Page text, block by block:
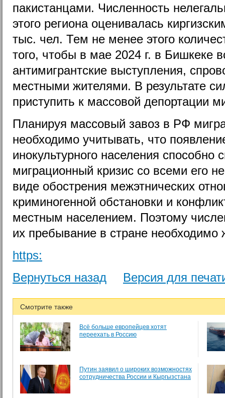
пакистанцами. Численность
этого региона оценивалась
тыс. чел. Тем не менее этого
того, чтобы в мае 2024 г. в Бишкеке
антимигрантские выступления,
местными жителями. В результате
приступить к массовой депортации
Планируя массовый завоз в РФ
необходимо учитывать, что
инокультурного населения способно
миграционный кризис со всеми его
виде обострения межэтнических
криминогенной обстановки и
местным населением. Поэтому
их пребывание в стране необходимо
https:
Вернуться назад
Версия для
Смотрите также
Всё больше европейцев хотят
переехать в Россию
Путин заявил о широких возможностях
сотрудничества России и Кыргызстана